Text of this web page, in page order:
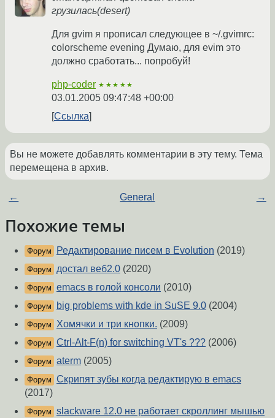
грузилась(desert)
Для gvim я прописал следующее в ~/.gvimrc:
colorscheme evening Думаю, для evim это
должно сработать... попробуй!
php-coder ★★★★★
03.01.2005 09:47:48 +00:00
Ссылка
Вы не можете добавлять комментарии в эту тему. Тема
перемещена в архив.
← General →
Похожие темы
Форум Редактирование писем в Evolution (2019)
Форум достал веб2.0 (2020)
Форум emacs в голой консоли (2010)
Форум big problems with kde in SuSE 9.0 (2004)
Форум Хомячки и три кнопки. (2009)
Форум Ctrl-Alt-F(n) for switching VT's ??? (2006)
Форум aterm (2005)
Форум Скрипят зубы когда редактирую в emacs
(2017)
Форум slackware 12.0 не работает скроллинг мышью